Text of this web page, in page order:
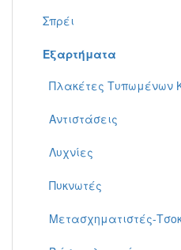
Σπρέι
Εξαρτήματα
Πλακέτες Τυπωμένων
Αντιστάσεις
Λυχνίες
Πυκνωτές
Μετασχηματιστές-